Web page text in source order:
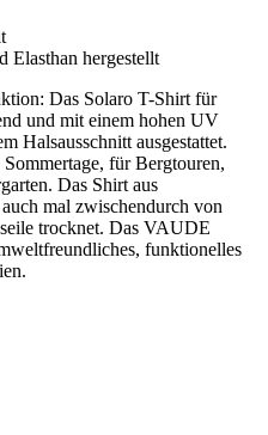
Elasthan hergestellt
Das Solaro T-Shirt für
und mit einem hohen UV
Halsausschnitt ausgestattet.
für Bergtouren,
Das Shirt aus
mal zwischendurch von
trocknet. Das VAUDE
funktionelles